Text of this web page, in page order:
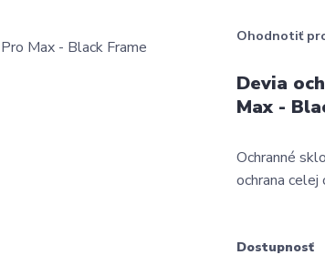
Ohodnotiť
Devia
Max -
Ochranné
ochrana celej
Dostupnosť